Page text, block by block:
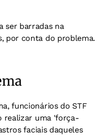
ser barradas na
por conta do problema.
funcionários do STF
realizar uma 'força-
faciais daqueles